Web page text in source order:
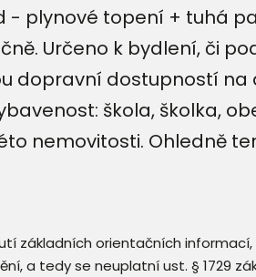
plynové topení + tuhá
Určeno k bydlení, či
dopravní dostupností na
škola, školka,
nemovitosti. Ohledně
základních orientačních
a tedy se neuplatní ust. § 1729